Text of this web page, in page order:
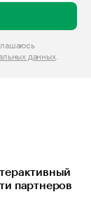
данных.
партнеров